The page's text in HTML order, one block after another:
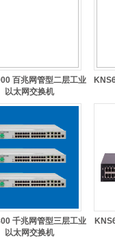
百兆网管型二层工业
以太网交换机
千兆网管型三层工业
以太网交换机